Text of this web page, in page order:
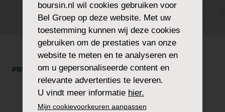
WRAPS
PRINT DEEL
boursin.nl wil cookies gebruiken voor
Bel Groep op deze website. Met uw
toestemming kunnen wij deze cookies
gebruiken om de prestaties van onze
website te meten en te analyseren en
om u gepersonaliseerde content en
relevante advertenties te leveren.
U vindt meer informatie hier.
Mijn cookievoorkeuren aanpassen